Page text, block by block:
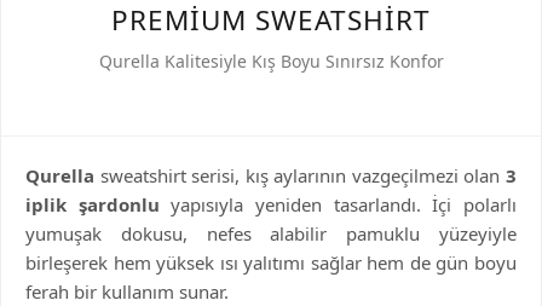
PREMIUM SWEATSHIRT
Qurella Kalitesiyle Kış Boyu Sınırsız Konfor
Qurella sweatshirt serisi, kış aylarının vazgeçilmezi olan 3
iplik şardonlu yapısıyla yeniden tasarlandı. İçi polarlı
yumuşak dokusu, nefes alabilir pamuklu yüzeyiyle
birleşerek hem yüksek ısı yalıtımı sağlar hem de gün boyu
ferah bir kullanım sunar.